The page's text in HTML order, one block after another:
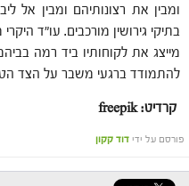
ומבין את רצונותיהם ומבין אל
בתיקי גירושין מורכבים. עו"ד
מייצג את לקוחותיו ביד רמה
להתמודד ברגעי משבר על הצד
קרדיט: freepik
פורסם על ידי דוד קקון